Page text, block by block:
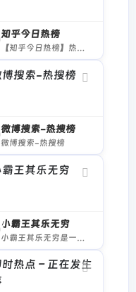
知乎今日热榜
【知乎今日热榜】热门话题一网打尽，让你了解最新动态！
微博搜索-热搜榜
微博搜索-热搜榜
小霸王其乐无穷
小霸王其乐无穷是一个经典红白机、FC及街机游戏在线平台，支持魂斗罗、超级玛丽、坦克大战、热血足球等经典游戏，界面简洁、分类清晰，支持在线畅玩与存档功能，带你找回童年的快乐。